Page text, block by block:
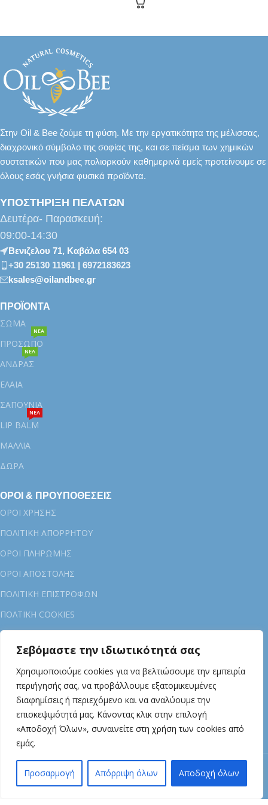
Σεβόμαστε την ιδιωτικότητά σας
Χρησιμοποιούμε cookies για να βελτιώσουμε την εμπειρία
περιήγησής σας, να προβάλλουμε εξατομικευμένες
διαφημίσεις ή περιεχόμενο και να αναλύουμε την
επισκεψιμότητά μας. Κάνοντας κλικ στην επιλογή
«Αποδοχή Όλων», συναινείτε στη χρήση των cookies από
εμάς.
Προσαρμογή Απόρριψη όλων Αποδοχή όλων
Στην Oil & Bee ζούμε τη φύση. Με την εργατικότητα της μέλισσας,
διαχρονικό σύμβολο της σοφίας της, και σε πείσμα των χημικών
συστατικών που μας πολιορκούν καθημερινά εμείς προτείνουμε σε
όλους εσάς γνήσια φυσικά προϊόντα.
ΥΠΟΣΤΗΡΙΞΗ ΠΕΛΑΤΩΝ
Δευτέρα- Παρασκευή:
09:00-14:30
Βενιζελου 71, Καβάλα 654 03
+30 25130 11961 | 6972183623
ksales@oilandbee.gr
ΠΡΟΪΟΝΤΑ
ΣΩΜΑ
ΠΡΟΣΩΠΟ
ΝΕΑ
ΑΝΔΡΑΣ
ΝΕΑ
ΕΛΑΙΑ
ΣΑΠΟΥΝΙΑ
LIP BALM
ΝΕΑ
ΜΑΛΛΙΑ
ΔΩΡΑ
ΟΡΟΙ & ΠΡΟΥΠΟΘΕΣΕΙΣ
ΟΡΟΙ ΧΡΗΣΗΣ
ΠΟΛΙΤΙΚΗ ΑΠΟΡΡΗΤΟΥ
ΟΡΟΙ ΠΛΗΡΩΜΗΣ
ΟΡΟΙ ΑΠΟΣΤΟΛΗΣ
ΠΟΛΙΤΙΚΗ ΕΠΙΣΤΡΟΦΩΝ
ΠΟΛTIKH COOKIES
ΓΙΑ ΕΜΑΣ
ΕΠΙΚΟΙΝΩΝΙΑ
ΧΟΝΔΡΙΚΗ
ΣΥΝΕΡΓΑΤΕΣ
ΔΩΡΑ
© 2024 Oil&Bee · All Rights Reserved | Designed by
NorthBytesDigital
🐝